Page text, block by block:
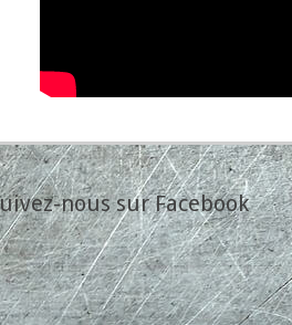
nous sur Facebook